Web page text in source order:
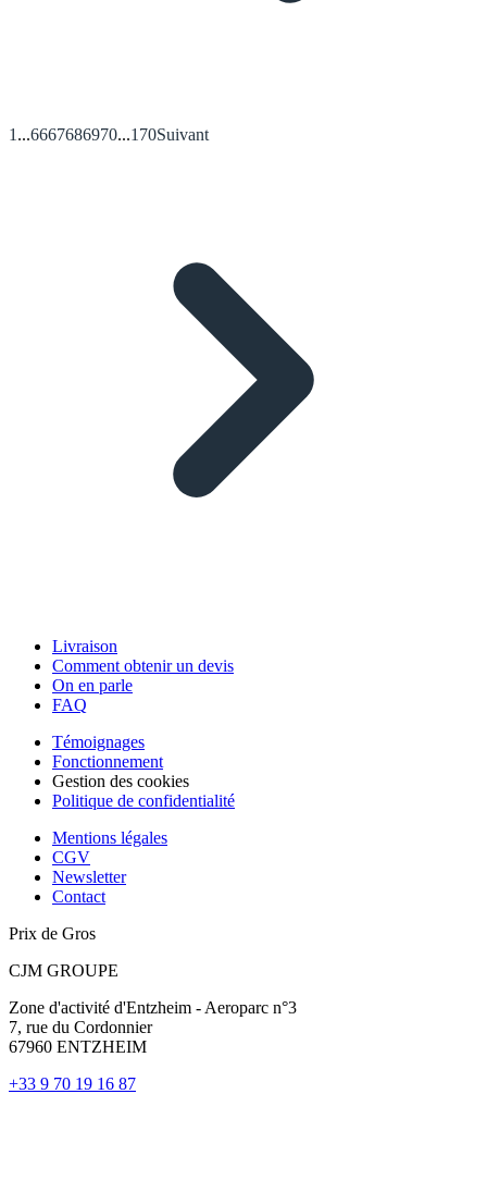
1 ...6667686970...170Suivant
Livraison
Comment obtenir un devis
On en parle
FAQ
Témoignages
Fonctionnement
Gestion des cookies
Politique de confidentialité
Mentions légales
CGV
Newsletter
Contact
Prix de Gros
CJM GROUPE
Zone d'activité d'Entzheim - Aeroparc n°3
7, rue du Cordonnier
67960 ENTZHEIM
+33 9 70 19 16 87